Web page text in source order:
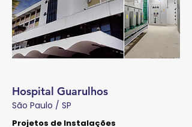
Hospital Guarulhos
São Paulo / SP
Projetos de Instalações